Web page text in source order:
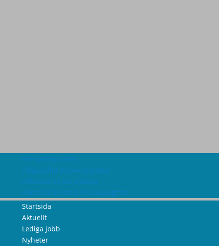
Om webbplatsen
Tillgänglighetsredogörelse
Information om cookies
Information om personuppgifter
Startsida
Aktuellt
Lediga jobb
Nyheter